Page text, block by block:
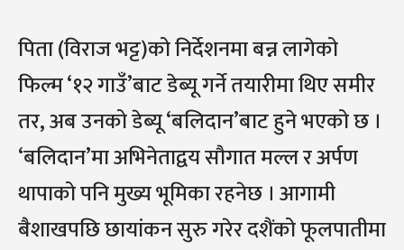
पिता (विराज भट्ट)को निर्देशनमा बन्न लागेको
फिल्म ‘१२ गाउँ’बाट डेब्यू गर्ने तयारीमा थिए समीर
तर, अब उनको डेब्यू ‘बलिदान’बाट हुने भएको छ ।
‘बलिदान’मा अभिनेताद्वय सौगात मल्ल र अर्पण
थापाको पनि मुख्य भूमिका रहनेछ । आगामी
बैशाखपछि छायांकन सुरु गरेर दशैंको फूलपातीमा